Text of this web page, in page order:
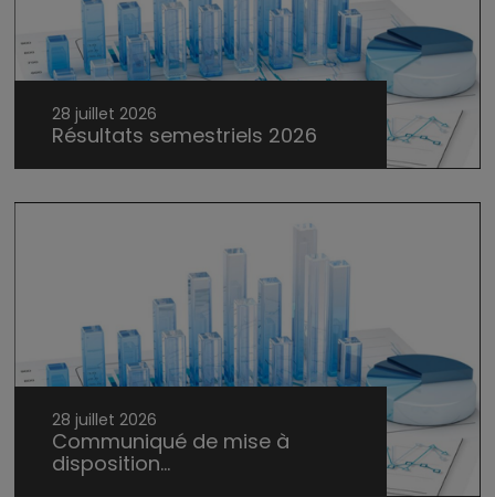
28 juillet 2026
Résultats semestriels 2026
28 juillet 2026
Communiqué de mise à
disposition...